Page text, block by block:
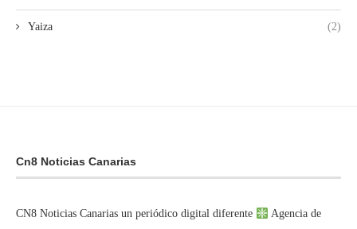
Yaiza (2)
Cn8 Noticias Canarias
CN8 Noticias Canarias un periódico digital diferente
Agencia de